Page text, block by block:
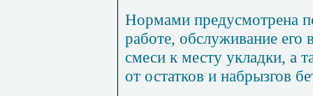
Нормами предусмотрена
работе, обслуживание его
смеси к месту укладки, а
от остатков и набрызгов